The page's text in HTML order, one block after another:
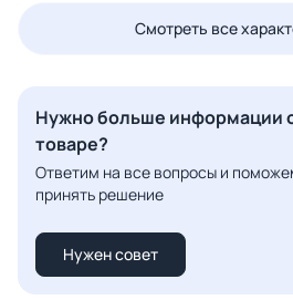
Смотреть все
Нужно больше информации
товаре?
Ответим на все вопросы и
принять решение
Нужен совет